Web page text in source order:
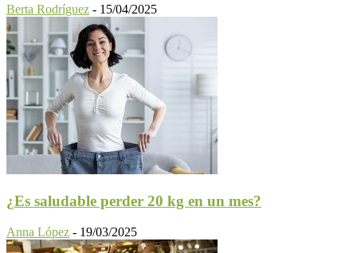
Berta Rodríguez - 15/04/2025
¿Es saludable perder 20 kg en un mes?
Anna López - 19/03/2025